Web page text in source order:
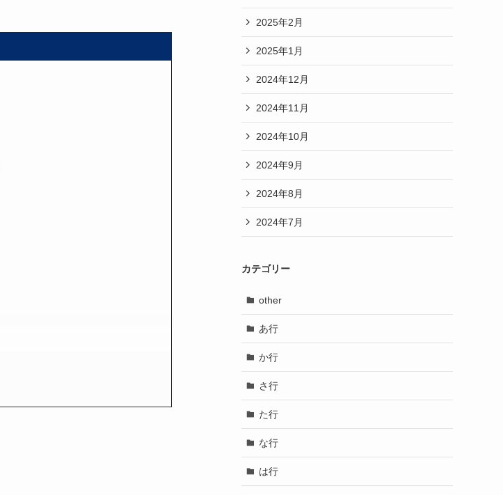
2025年2月
2025年1月
2024年12月
2024年11月
2024年10月
2024年9月
2024年8月
2024年7月
カテゴリー
other
あ行
か行
さ行
た行
な行
は行